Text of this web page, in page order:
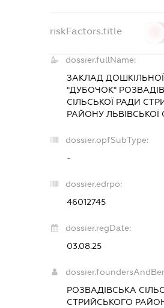
riskFactors.title
dossier.fullName:
ЗАКЛАД
"ДУБОЧОК"
СІЛЬСЬКОЇ РАДИ
РАЙОНУ ЛЬВІВСЬКОЇ
dossier.opfSubType:
-
dossier.edrpo:
46012745
dossier.regDate:
03.08.25
РОЗВАДІВСЬКА
СТРИЙСЬКОГО